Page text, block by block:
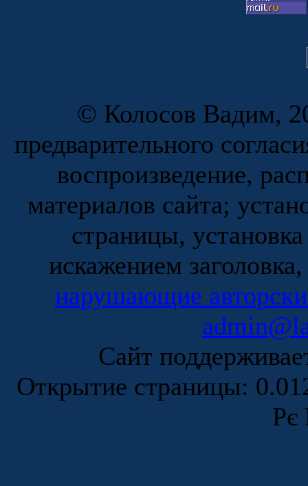
© Колосов Вадим,
предварительного
воспроизведение,
материалов сайта;
страницы,
искажением
нарушающие
Сайт
Открытие страницы:
Рє